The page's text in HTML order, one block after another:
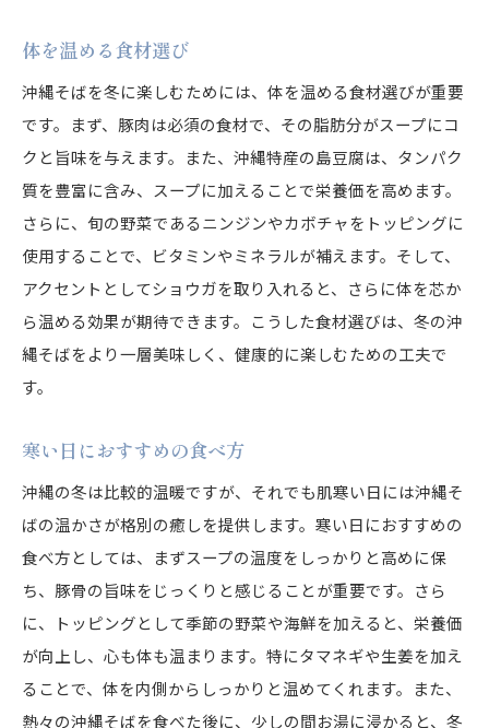
体を温める食材選び
沖縄そばを冬に楽しむためには、体を温める食材選びが重要
です。まず、豚肉は必須の食材で、その脂肪分がスープにコ
クと旨味を与えます。また、沖縄特産の島豆腐は、タンパク
質を豊富に含み、スープに加えることで栄養価を高めます。
さらに、旬の野菜であるニンジンやカボチャをトッピングに
使用することで、ビタミンやミネラルが補えます。そして、
アクセントとしてショウガを取り入れると、さらに体を芯か
ら温める効果が期待できます。こうした食材選びは、冬の沖
縄そばをより一層美味しく、健康的に楽しむための工夫で
す。
寒い日におすすめの食べ方
沖縄の冬は比較的温暖ですが、それでも肌寒い日には沖縄そ
ばの温かさが格別の癒しを提供します。寒い日におすすめの
食べ方としては、まずスープの温度をしっかりと高めに保
ち、豚骨の旨味をじっくりと感じることが重要です。さら
に、トッピングとして季節の野菜や海鮮を加えると、栄養価
が向上し、心も体も温まります。特にタマネギや生姜を加え
ることで、体を内側からしっかりと温めてくれます。また、
熱々の沖縄そばを食べた後に、少しの間お湯に浸かると、冬